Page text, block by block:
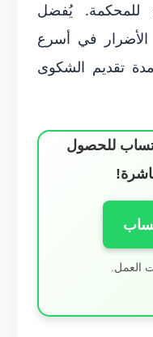
للمحكمة. يُفضل
الأضرار في أسرع
تقديم الشكوى
للحصول
العمل.